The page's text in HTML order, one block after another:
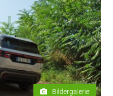
Bildergalerie